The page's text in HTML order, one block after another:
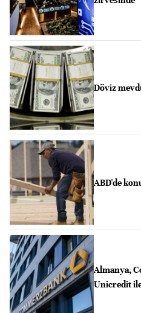
Döviz
ABD'de
Almanya,
Unicredit